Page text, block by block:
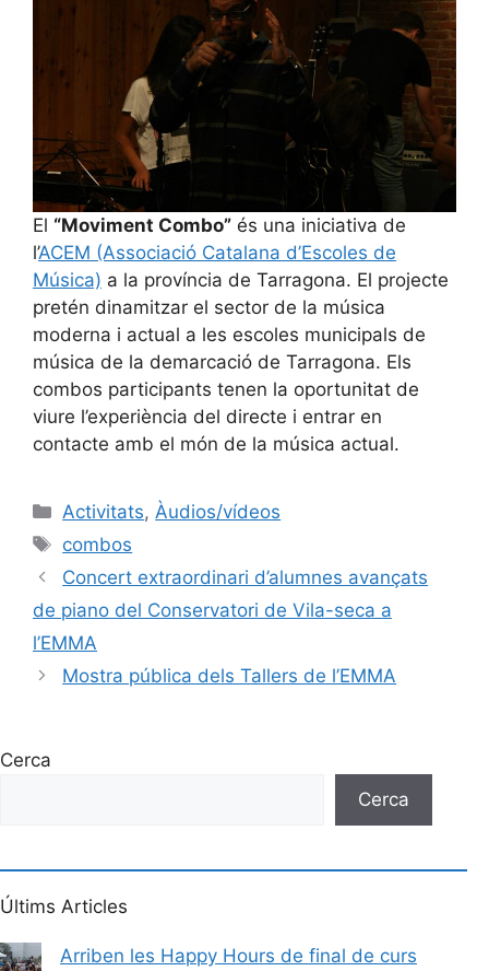
El “Moviment Combo” és una iniciativa de
l’ACEM (Associació Catalana d’Escoles de
Música) a la província de Tarragona. El projecte
pretén dinamitzar el sector de la música
moderna i actual a les escoles municipals de
música de la demarcació de Tarragona. Els
combos participants tenen la oportunitat de
viure l’experiència del directe i entrar en
contacte amb el món de la música actual.
Activitats,Àudios/vídeos
combos
Concert extraordinari d’alumnes avançats
de piano del Conservatori de Vila-seca a
l’EMMA
Mostra pública dels Tallers de l’EMMA
Cerca
Cerca
Últims Articles
Arriben les Happy Hours de final de curs